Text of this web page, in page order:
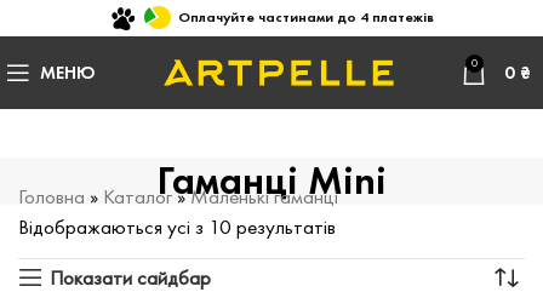
Оплачуйте частинами до 4 платежів
МЕНЮ 0 0 ₴
Гаманці Mini
Головна » Каталог»Маленькі гаманці
Відображаються усі з 10 результатів
Показати сайдбар